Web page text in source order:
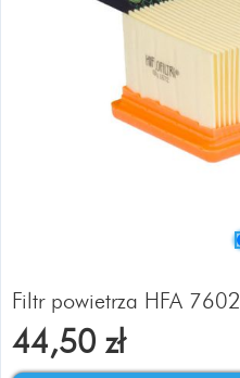
Filtr powietrza HFA 7602
44,50 zł